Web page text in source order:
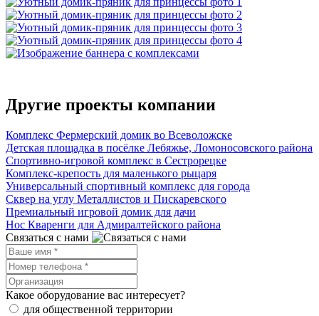
Другие проекты компании
Комплекс Фермерский домик во Всеволожске
Детская площадка в посёлке Лебяжье, Ломоносовского района
Спортивно-игровой комплекс в Сестрорецке
Комплекс-крепость для маленького рыцаря
Универсальный спортивный комплекс для города
Сквер на углу Металлистов и Пискаревского
Премиальный игровой домик для дачи
Нос Кваренги для Адмиралтейского района
Связаться с нами
Какое оборудование вас интересует?
для общественной территории